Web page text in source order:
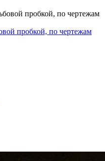
пробкой, по чертежам